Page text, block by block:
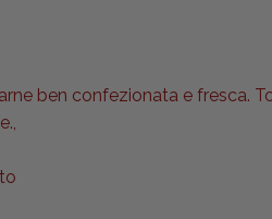
ben confezionata e fresca.